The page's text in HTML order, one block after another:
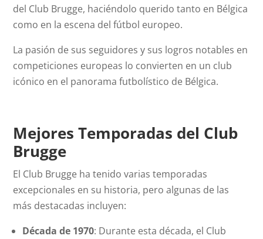
del Club Brugge, haciéndolo querido tanto en Bélgica
como en la escena del fútbol europeo.
La pasión de sus seguidores y sus logros notables en
competiciones europeas lo convierten en un club
icónico en el panorama futbolístico de Bélgica.
Mejores Temporadas del Club
Brugge
El Club Brugge ha tenido varias temporadas
excepcionales en su historia, pero algunas de las
más destacadas incluyen:
Década de 1970: Durante esta década, el Club